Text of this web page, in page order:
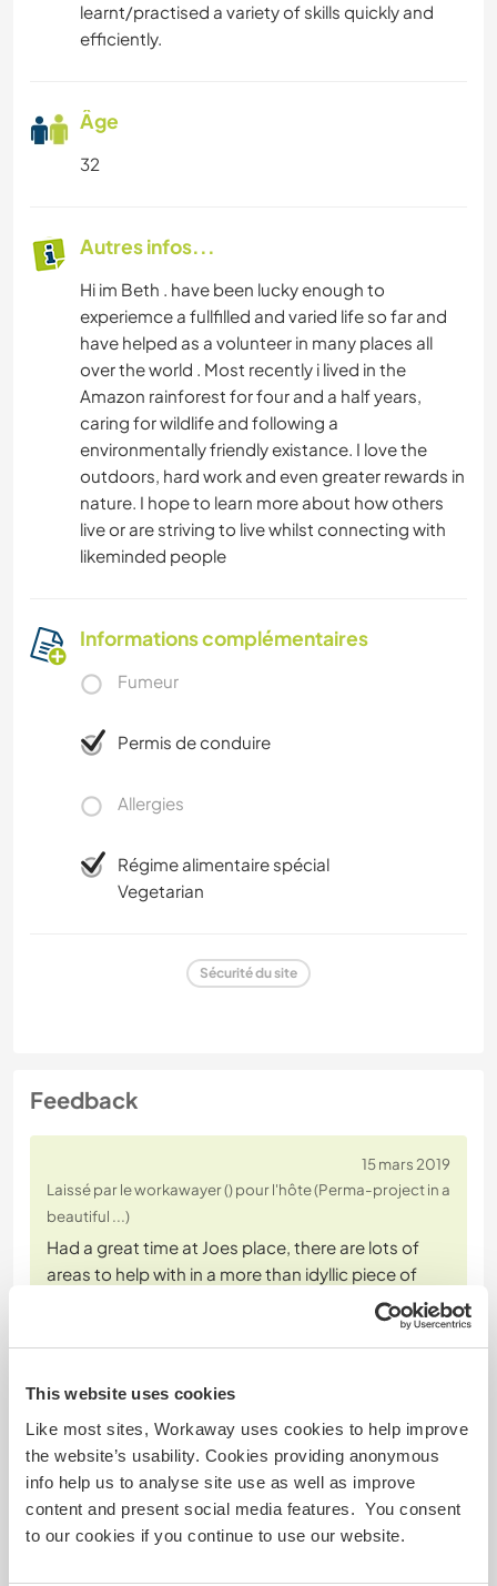
This website uses cookies
Like most sites, Workaway uses cookies to help improve
the website’s usability. Cookies providing anonymous
info help us to analyse site use as well as improve
content and present social media features. You consent
to our cookies if you continue to use our website.
learnt/practised a variety of skills quickly and
efficiently.
Âge
32
Autres infos...
Hi im Beth . have been lucky enough to
experiemce a fullfilled and varied life so far and
have helped as a volunteer in many places all
over the world . Most recently i lived in the
Amazon rainforest for four and a half years,
caring for wildlife and following a
environmentally friendly existance. I love the
outdoors, hard work and even greater rewards in
nature. I hope to learn more about how others
live or are striving to live whilst connecting with
likeminded people
Informations complémentaires
Fumeur
Permis de conduire
Allergies
Régime alimentaire spécial
Vegetarian
Sécurité du site
Feedback
15 mars 2019
Laissé par le workawayer () pour l'hôte (Perma-project in a
beautiful ...)
Had a great time at Joes place, there are lots of
areas to help with in a more than idyllic piece of
paradise! Dogs cats chickens and the simple life.
(Excellent )
14 mars 2019